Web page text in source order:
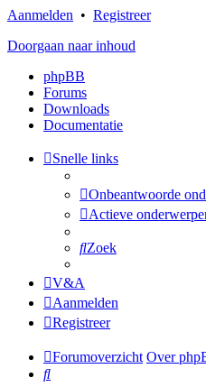
Aanmelden • Registreer
Doorgaan naar inhoud
phpBB
Forums
Downloads
Documentatie
Snelle links
Onbeantwoorde
Actieve
Zoek
V&A
Aanmelden
Registreer
Forumoverzicht Over
Zoek